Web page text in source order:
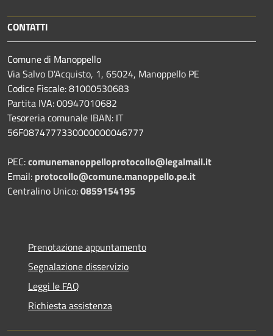
CONTATTI
Comune di Manoppello
Via Salvo D'Acquisto, 1, 65024, Manoppello PE
Codice Fiscale: 81000530683
Partita IVA: 00947010682
Tesoreria comunale IBAN: IT
56F0874777330000000046777
PEC:comunemanoppelloprotocollo@legalmail.it
Email: protocollo@comune.manoppello.pe.it
Centralino Unico:0859154195
Prenotazione appuntamento
Segnalazione disservizio
Leggi le FAQ
Richiesta assistenza